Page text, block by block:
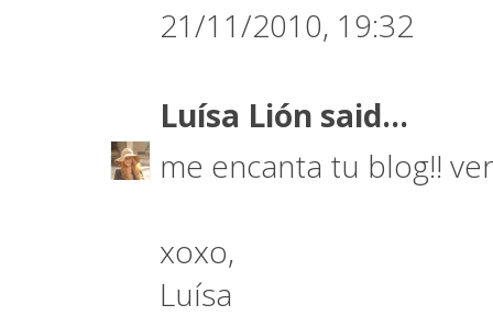
21/11/2010, 19:32
Luísa Lión said...
me encanta tu blog!!
xoxo,
Luísa